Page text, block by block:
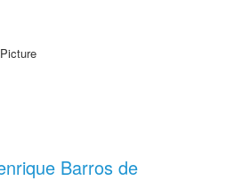
Barros de